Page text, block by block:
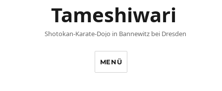
Tameshiwari
Shotokan-Karate-Dojo in Bannewitz bei Dresden
MENÜ